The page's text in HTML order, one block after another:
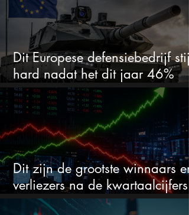
Dit Europese defensiebedrijf
hard nadat het dit jaar 46%
daalde: mooie koopkans?
Dit zijn de grootste winnaars en
verliezers na de kwartaalcijfers
(2 springen eruit)